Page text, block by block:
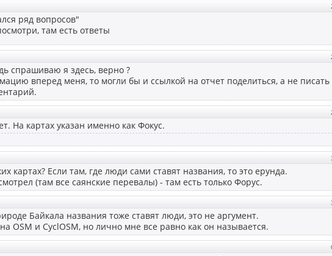
ряд вопросов"
там есть ответы
спрашиваю я здесь, верно ?
вперед меня, то могли бы и ссылкой на отчет поделиться, а не писать
На картах указан именно как Фокус.
картах? Если там, где люди сами ставят названия, то это ерунда.
(там все саянские перевалы) - там есть только Форус.
Байкала названия тоже ставят люди, это не аргумент.
OSM и CyclOSM, но лично мне все равно как он называется.